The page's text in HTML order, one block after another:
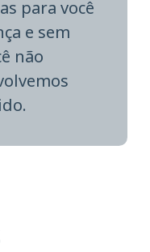
para você
e sem
não